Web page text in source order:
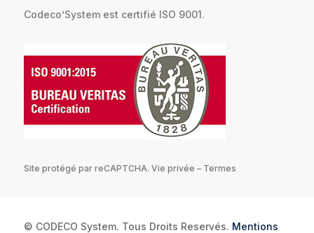
Codeco’System est certifié ISO 9001.
Site protégé par reCAPTCHA. Vie privée – Termes
© CODECO System. Tous Droits Reservés. Mentions